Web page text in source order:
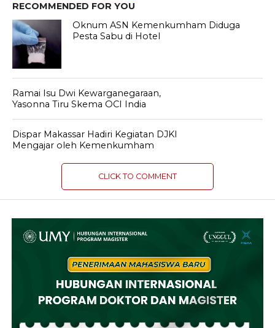
RECOMMENDED FOR YOU
Oknum ASN Kemenkumham Diduga
Pesta Sabu di Hotel
Ramai Isu Dwi Kewarganegaraan,
Yasonna Tiru Skema OCI India
Dispar Makassar Hadiri Kegiatan DJKI
Mengajar oleh Kemenkumham
CLICK TO COMMENT